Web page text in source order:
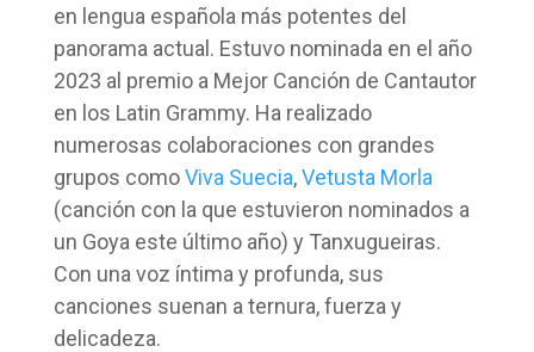
en lengua española más potentes del
panorama actual. Estuvo nominada en el año
2023 al premio a Mejor Canción de Cantautor
en los Latin Grammy. Ha realizado
numerosas colaboraciones con grandes
grupos comoViva Suecia,Vetusta Morla
(canción con la que estuvieron nominados a
un Goya este último año) y Tanxugueiras.
Con una voz íntima y profunda, sus
canciones suenan a ternura, fuerza y
delicadeza.